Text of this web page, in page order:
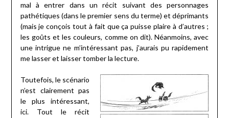
mal à entrer dans un récit suivant des personnages
pathétiques (dans le premier sens du terme) et déprimants
(mais je conçois tout à fait que ça puisse plaire à d’autres ;
les goûts et les couleurs, comme on dit). Néanmoins, avec
une intrigue ne m’intéressant pas, j’aurais pu rapidement
me lasser et laisser tomber la lecture.
Toutefois, le scénario
n’est clairement pas
le plus intéressant,
ici. Tout le récit